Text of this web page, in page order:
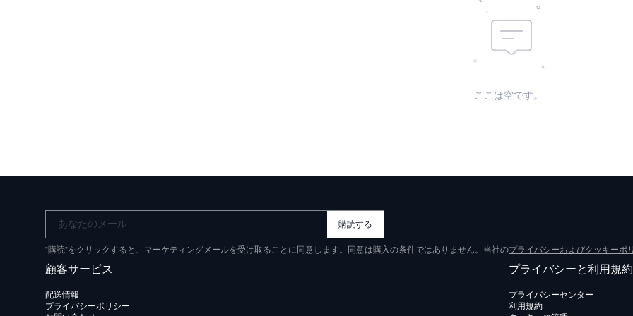
ここは空です。
あなたのメール 購読する
"購読"をクリックすると、マーケティングメールを受け取ることに同意します。同意は購入の条件ではありません。当社のプライバシーおよびクッキーポ
顧客サービス
配送情報
プライバシーポリシー
プライバシーと利用規約
プライバシーセンター
利用規約